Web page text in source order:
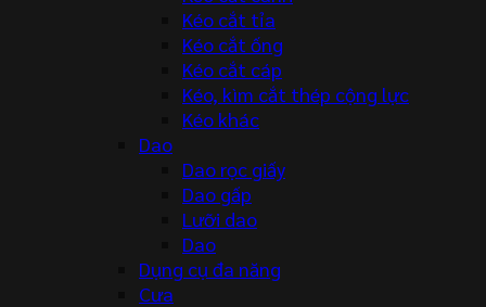
Kéo cắt tỉa
Kéo cắt ống
Kéo cắt cáp
Kéo, kìm cắt thép cộng lực
Kéo khác
Dao
Dao rọc giấy
Dao gấp
Lưỡi dao
Dao
Dụng cụ đa năng
Cưa